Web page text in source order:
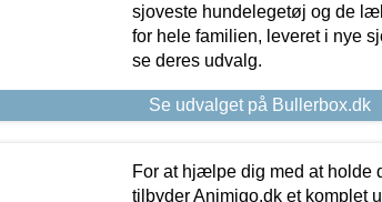
sjoveste hundelegetøj og de
for hele familien, leveret i nye
se deres udvalg.
Se udvalget på Bullerbox.dk
For at hjælpe dig med at holde
tilbyder Animigo.dk et komplet